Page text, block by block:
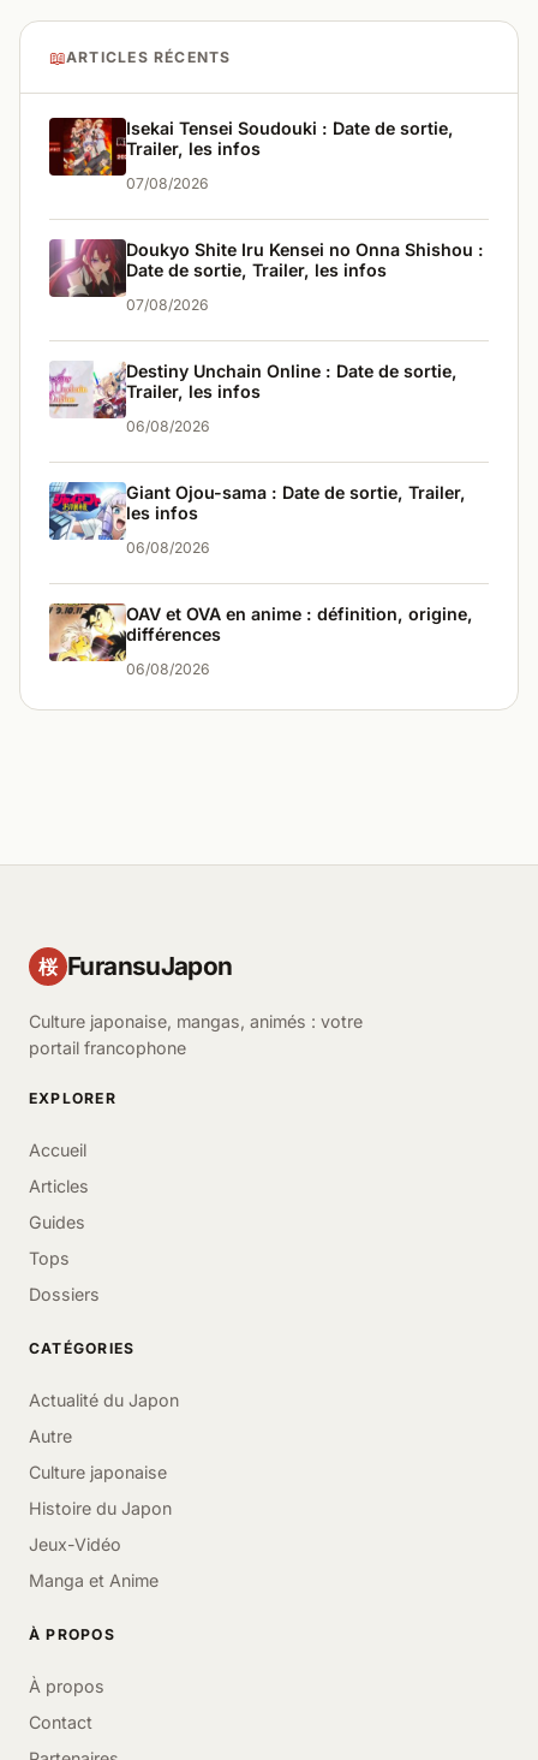
📖ARTICLES RÉCENTS
Isekai Tensei Soudouki : Date de sortie,
Trailer, les infos
07/08/2026
Doukyo Shite Iru Kensei no Onna Shishou :
Date de sortie, Trailer, les infos
07/08/2026
Destiny Unchain Online : Date de sortie,
Trailer, les infos
06/08/2026
Giant Ojou-sama : Date de sortie, Trailer,
les infos
06/08/2026
OAV et OVA en anime : définition, origine,
différences
06/08/2026
桜 FuransuJapon
Culture japonaise, mangas, animés : votre
portail francophone
EXPLORER
Accueil
Articles
Guides
Tops
Dossiers
CATÉGORIES
Actualité du Japon
Autre
Culture japonaise
Histoire du Japon
Jeux-Vidéo
Manga et Anime
À PROPOS
À propos
Contact